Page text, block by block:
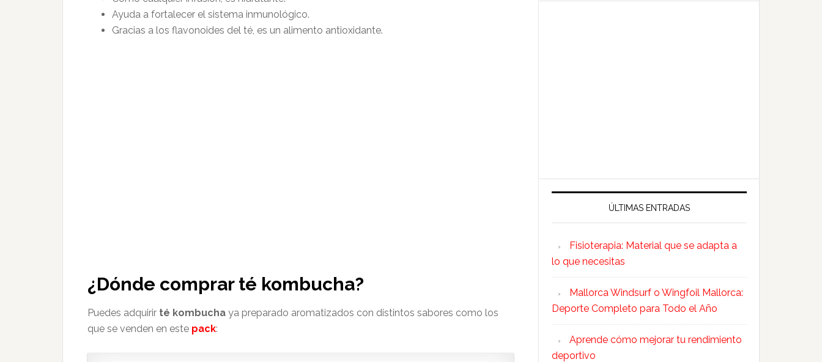
Ayuda a fortalecer el sistema inmunológico.
Gracias a los flavonoides del té, es un alimento antioxidante.
¿Dónde comprar té kombucha?
Puedes adquirir té kombucha ya preparado aromatizados con distintos sabores como los
que se venden en este pack:
ÚLTIMAS ENTRADAS
Fisioterapia: Material que se adapta a
lo que necesitas
Mallorca Windsurf o Wingfoil Mallorca:
Deporte Completo para Todo el Año
Aprende cómo mejorar tu rendimiento
deportivo